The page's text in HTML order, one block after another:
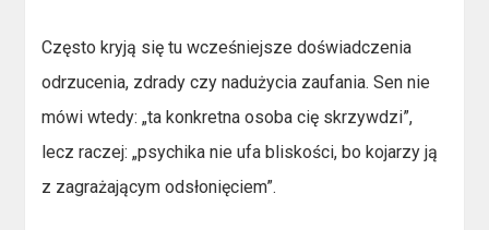
Często kryją się tu wcześniejsze doświadczenia
odrzucenia, zdrady czy nadużycia zaufania. Sen nie
mówi wtedy: „ta konkretna osoba cię skrzywdzi”,
lecz raczej: „psychika nie ufa bliskości, bo kojarzy ją
z zagrażającym odsłonięciem”.